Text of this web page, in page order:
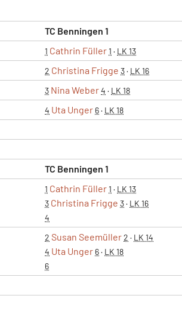
TC Benningen 1
1 Cathrin Füller1 · LK 13
2 Christina Frigge 3· LK 16
3 Nina Weber4 · LK 18
4 Uta Unger 6· LK 18
TC Benningen 1
1 Cathrin Füller1 · LK 13
3 Christina Frigge 3· LK 16
4
2 Susan Seemüller2 · LK 14
4 Uta Unger 6· LK 18
6